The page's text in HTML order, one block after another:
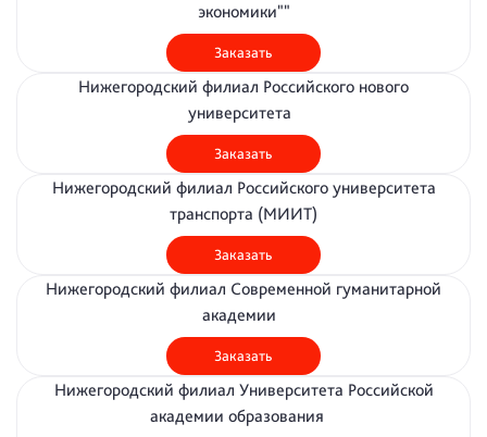
экономики""
Заказать
Нижегородский филиал Российского нового
университета
Заказать
Нижегородский филиал Российского университета
транспорта (МИИТ)
Заказать
Нижегородский филиал Современной гуманитарной
академии
Заказать
Нижегородский филиал Университета Российской
академии образования